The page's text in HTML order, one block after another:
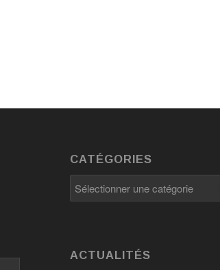
CATÉGORIES
Catégories
ACTUALITÉS